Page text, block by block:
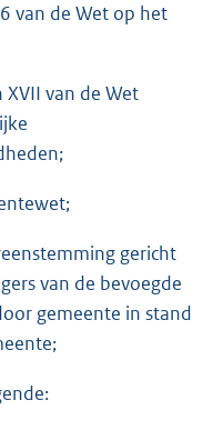
van de Wet op het
XVII van de Wet
gericht
van de bevoegde
gemeente in stand